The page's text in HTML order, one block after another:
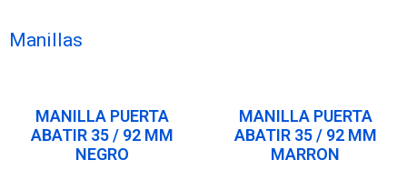
Manillas
MANILLA PUERTA
ABATIR 35 / 92 MM
NEGRO
MANILLA PUERTA
ABATIR 35 / 92 MM
MARRON